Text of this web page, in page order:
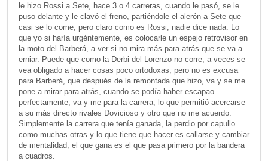
le hizo Rossi a Sete, hace 3 o 4 carreras, cuando le pasó, se le
puso delante y le clavó el freno, partiéndole el alerón a Sete que
casi se lo come, pero claro como es Rossi, nadie dice nada. Lo
que yo si haría urgéntemente, es colocarle un espejo retrovisor en
la moto del Barberá, a ver si no mira más para atrás que se va a
erniar. Puede que como la Derbi del Lorenzo no corre, a veces se
vea obligado a hacer cosas poco ortodoxas, pero no es excusa
para Barberá, que después de la remontada que hizo, va y se me
pone a mirar para atrás, cuando se podía haber escapao
perfectamente, va y me para la carrera, lo que permitió acercarse
a su más directo rivales Dovicioso y otro que no me acuerdo.
Simplemente la carrera que tenía ganada, la perdio por capullo
como muchas otras y lo que tiene que hacer es callarse y cambiar
de mentalidad, el que gana es el que pasa primero por la bandera
a cuadros.